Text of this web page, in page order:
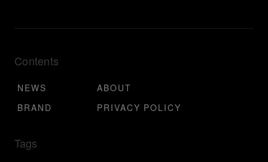
Contents
NEWS
ABOUT
BRAND
PRIVACY POLICY
Tags